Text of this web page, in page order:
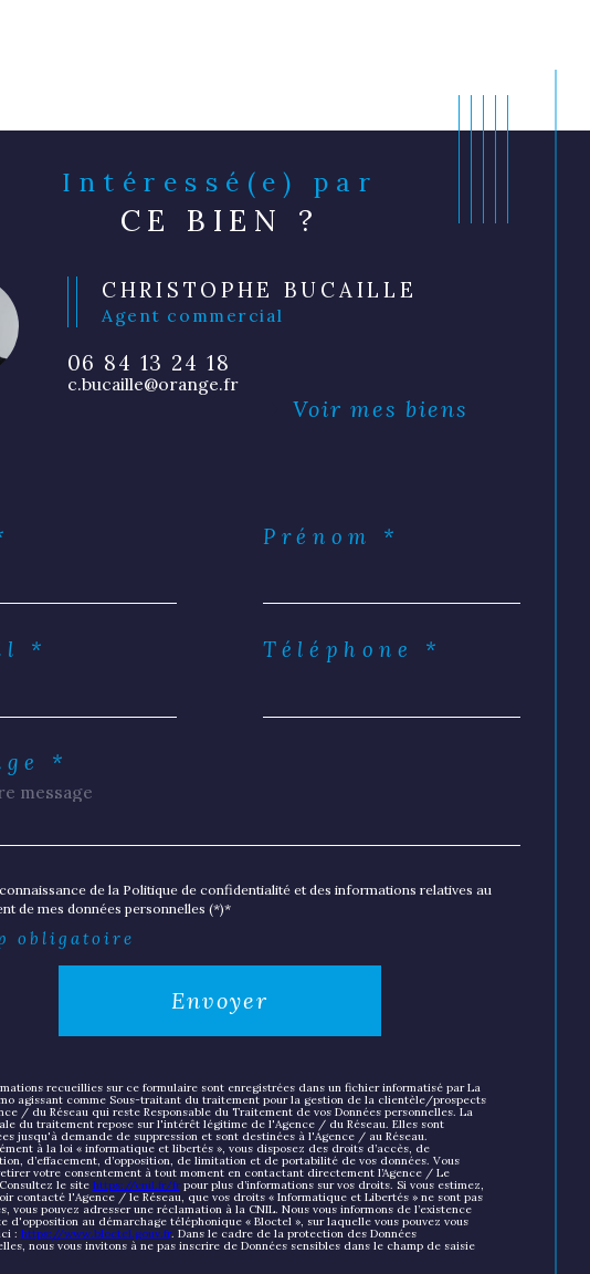
Intéressé(e) par
CE BIEN ?
CHRISTOPHE BUCAILLE
Agent commercial
06 84 13 24 18
c.bucaille@orange.fr
Voir mes biens
Prénom *
* Téléphone *
*
de la Politique de confidentialité et des informations relatives au
de mes données personnelles (*)*
obligatoire
Envoyer
recueillies sur ce formulaire sont enregistrées dans un fichier informatisé par La
agissant comme Sous-traitant du traitement pour la gestion de la clientèle/prospects
/ du Réseau qui reste Responsable du Traitement de vos Données personnelles. La
du traitement repose sur l'intérêt légitime de l'Agence / du Réseau. Elles sont
jusqu'à demande de suppression et sont destinées à l'Agence / au Réseau.
à la loi « informatique et libertés », vous disposez des droits d’accès, de
d’effacement, d’opposition, de limitation et de portabilité de vos données. Vous
votre consentement à tout moment en contactant directement l’Agence / Le
le site https://cnil.fr/frpour plus d’informations sur vos droits. Si vous estimez,
contacté l'Agence / le Réseau, que vos droits « Informatique et Libertés » ne sont pas
vous pouvez adresser une réclamation à la CNIL. Nous vous informons de l’existence
d'opposition au démarchage téléphonique « Bloctel », sur laquelle vous pouvez vous
: https://www.bloctel.gouv.fr. Dans le cadre de la protection des Données
nous vous invitons à ne pas inscrire de Données sensibles dans le champ de saisie